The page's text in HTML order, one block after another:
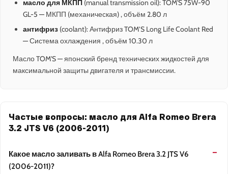
масло для МКПП (manual transmission oil): TOM'S 75W-90
GL-5 — МКПП (механическая) , объём 2.80 л
антифриз (coolant): Антифриз TOM’S Long Life Coolant Red
— Система охлаждения , объём 10.30 л
Масло TOM'S — японский бренд технических жидкостей для
максимальной защиты двигателя и трансмиссии.
Частые вопросы: масло для Alfa Romeo Brera
3.2 JTS V6 (2006-2011)
Какое масло заливать в Alfa Romeo Brera 3.2 JTS V6
(2006-2011)?